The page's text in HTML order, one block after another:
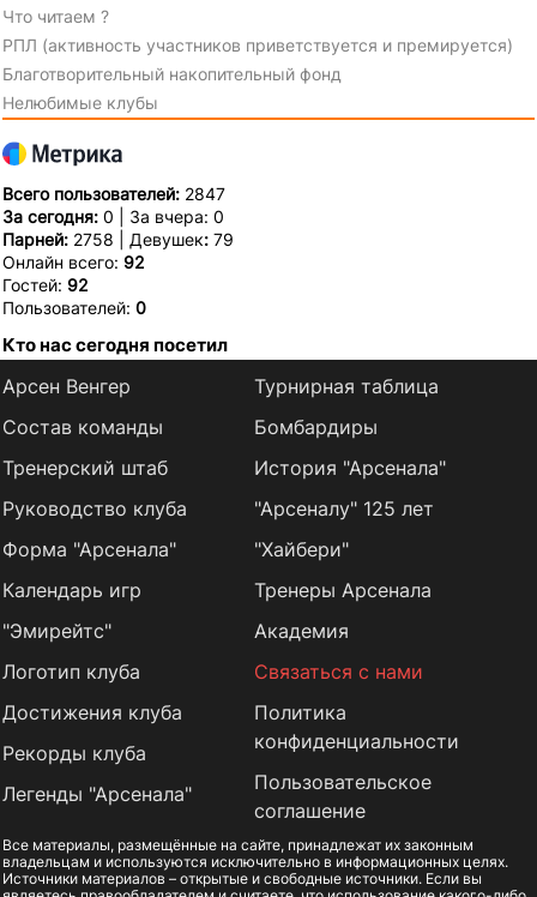
Что читаем ?
РПЛ (активность участников приветствуется и премируется)
Благотворительный накопительный фонд
Нелюбимые клубы
Всего пользователей: 2847
За сегодня: 0 | За вчера: 0
Парней: 2758 | Девушек: 79
Онлайн всего: 92
Гостей: 92
Пользователей: 0
Кто нас сегодня посетил
Арсен Венгер
Состав команды
Тренерский штаб
Руководство клуба
Форма "Арсенала"
Календарь игр
Турнирная таблица
Бомбардиры
История "Арсенала"
"Арсеналу" 125 лет
"Хайбери"
Тренеры Арсенала
"Эмирейтс"
Логотип клуба
Достижения клуба
Рекорды клуба
Легенды "Арсенала"
Академия
Связаться с нами
Политика
конфиденциальности
Пользовательское
соглашение
Все материалы, размещённые на сайте, принадлежат их законным
владельцам и используются исключительно в информационных целях.
Источники материалов – открытые и свободные источники. Если вы